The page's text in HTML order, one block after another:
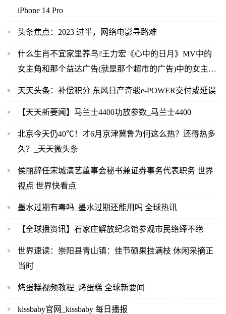
iPhone 14 Pro
头条焦点：2023 过半，网络电影寻路难
什么生肖不宜家里养鸟?王力宏《心中的日月》MV中的
女主角和那个益达广告(就是那个超市的广告)中的女主角
天天头条：补偿积分 东风日产奇骏e-POWER交付或延误
【天天新要闻】马兰士4400功放参数_马兰士4400
北京今天仍40℃！才6月京津冀鲁为何这么热？还得热多
久？_天天微头条
侯丽辞任宋城演艺董事会秘书兼证券事务代表职务 世界
视点 世界快看点
墨水过期有毒吗_墨水过期还能用吗 全球热讯
【全球播资讯】石家庄解放纪念馆参观市民络绎不绝
世界速读：崇阳县青山镇：佳节硕果挂满枝 休闲采摘正
当时
烤蛋糕视频教程_烤蛋糕 全球新要闻
kissbaby官网_kissbaby 每日播报